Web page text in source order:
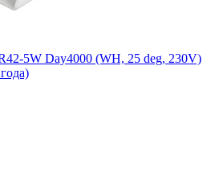
5W Day4000 (WH, 25 deg, 230V)